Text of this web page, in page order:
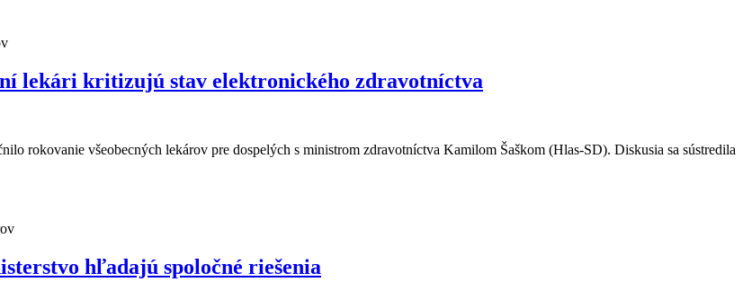
lekári kritizujú stav elektronického zdravotníctva
rokovanie všeobecných lekárov pre dospelých s ministrom zdravotníctva Kamilom Šaškom (Hlas-SD). Diskusia sa sústredila
hľadajú spoločné riešenia